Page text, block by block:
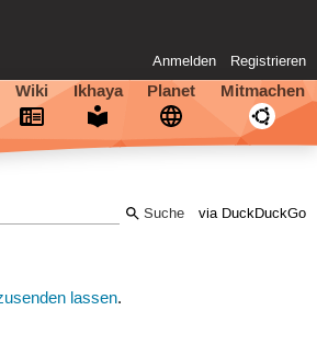
Anmelden Registrieren
Wiki Ikhaya Planet Mitmachen
via DuckDuckGo
lassen.